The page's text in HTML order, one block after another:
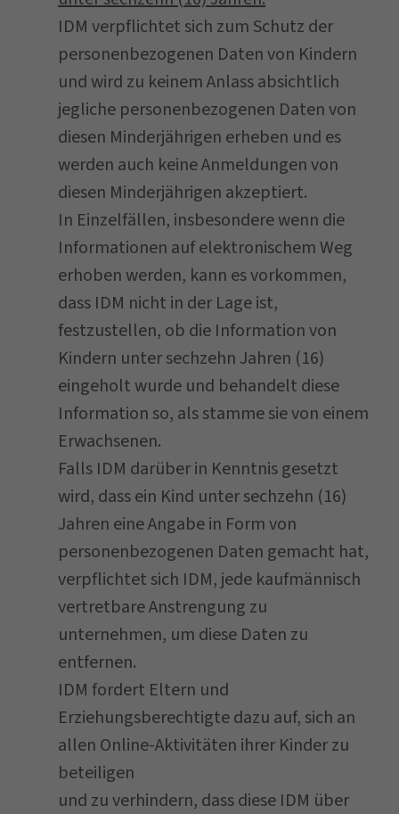
IDM verpflichtet sich zum Schutz der
personenbezogenen Daten von Kindern
und wird zu keinem Anlass absichtlich
jegliche personenbezogenen Daten von
diesen Minderjährigen erheben und es
werden auch keine Anmeldungen von
diesen Minderjährigen akzeptiert.
In Einzelfällen, insbesondere wenn die
Informationen auf elektronischem Weg
erhoben werden, kann es vorkommen,
dass IDM nicht in der Lage ist,
festzustellen, ob die Information von
Kindern unter sechzehn Jahren (16)
eingeholt wurde und behandelt diese
Information so, als stamme sie von einem
Erwachsenen.
Falls IDM darüber in Kenntnis gesetzt
wird, dass ein Kind unter sechzehn (16)
Jahren eine Angabe in Form von
personenbezogenen Daten gemacht hat,
verpflichtet sich IDM, jede kaufmännisch
vertretbare Anstrengung zu
unternehmen, um diese Daten zu
entfernen.
IDM fordert Eltern und
Erziehungsberechtigte dazu auf, sich an
allen Online-Aktivitäten ihrer Kinder zu
beteiligen
und zu verhindern, dass diese IDM über